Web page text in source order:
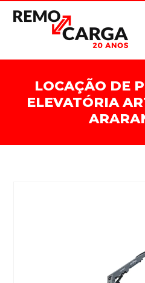
LOCAÇÃO DE
ELEVATÓRIA